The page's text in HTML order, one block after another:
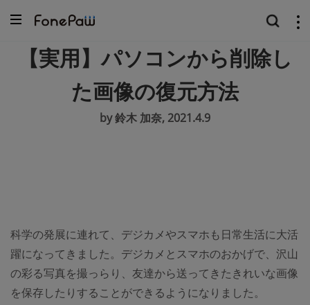
【実用】パソコンから削除し
た画像の復元方法
by 鈴木 加奈, 2021.4.9
科学の発展に連れて、デジカメやスマホも日常生活に大活
躍になってきました。デジカメとスマホのおかげで、沢山
の彩る写真を撮っらり、友達から送ってきたきれいな画像
を保存したりすることができるようになりました。